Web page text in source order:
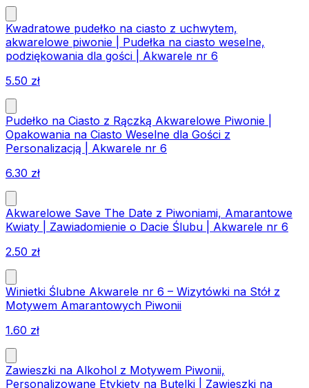
Kwadratowe pudełko na ciasto z uchwytem,
akwarelowe piwonie | Pudełka na ciasto weselne,
podziękowania dla gości | Akwarele nr 6
5.50 zł
Pudełko na Ciasto z Rączką Akwarelowe Piwonie |
Opakowania na Ciasto Weselne dla Gości z
Personalizacją | Akwarele nr 6
6.30 zł
Akwarelowe Save The Date z Piwoniami, Amarantowe
Kwiaty | Zawiadomienie o Dacie Ślubu | Akwarele nr 6
2.50 zł
Winietki Ślubne Akwarele nr 6 – Wizytówki na Stół z
Motywem Amarantowych Piwonii
1.60 zł
Zawieszki na Alkohol z Motywem Piwonii,
Personalizowane Etykiety na Butelki | Zawieszki na